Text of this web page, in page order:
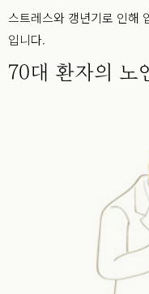
스트레스와 갱년기로 인해
입니다.
70대 환자의 노